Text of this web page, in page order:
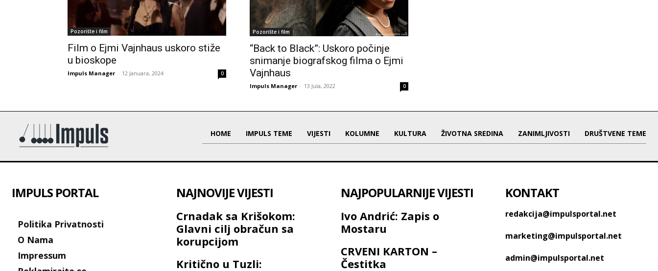
Pozorište i film
Film o Ejmi Vajnhaus uskoro stiže
u bioskope
Impuls Manager - 12 Januara, 2024 0
Pozorište i film
“Back to Black”: Uskoro počinje
snimanje biografskog filma o Ejmi
Vajnhaus
Impuls Manager - 13 Jula, 2022 0
HOME IMPULS TEME VIJESTI KOLUMNE KULTURA ŽIVOTNA SREDINA ZANIMLJIVOSTI DRUŠTVENE TEME
IMPULS PORTAL
Politika Privatnosti
O Nama
Impressum
NAJNOVIJE VIJESTI
Crnadak sa Krišokom:
Glavni cilj obračun sa
korupcijom
Kritično u Tuzli:
NAJPOPULARNIJE VIJESTI
Ivo Andrić: Zapis o
Mostaru
CRVENI KARTON –
Čestitka
KONTAKT
redakcija@impulsportal.net
marketing@impulsportal.net
admin@impulsportal.net